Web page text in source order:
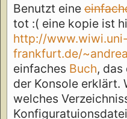
Benutzt eine
tot :( eine kopie ist
http://www.wiwi.uni-
frankfurt.de/
einfaches Buch,
der Konsole erklärt.
welches